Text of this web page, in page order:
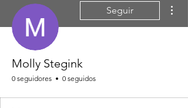
Seguir
Molly Stegink
0 seguidores 0 seguidos